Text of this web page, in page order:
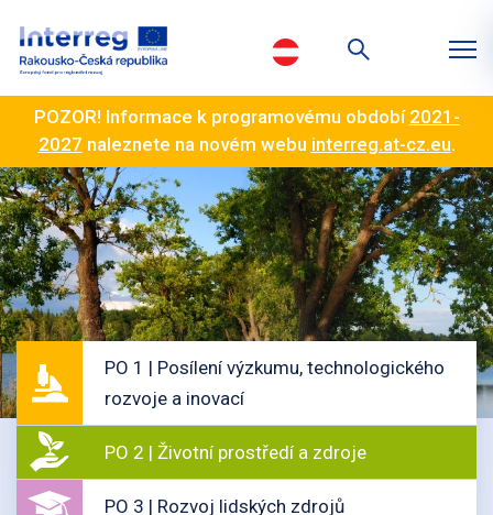
POZOR! Informace k programovému období 2021-
2027 naleznete na novém webu interreg.at-cz.eu.
PO 1 | Posílení výzkumu, technologického
rozvoje a inovací
PO 2 | Životní prostředí a zdroje
PO 3 | Rozvoj lidských zdrojů